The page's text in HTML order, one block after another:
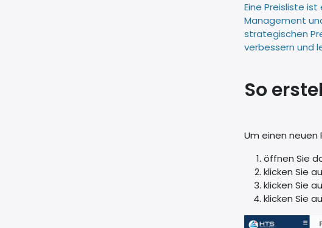
Eine Preisliste
Management
strategischen
verbessern und
So
Um einen neuen
öffnen Sie
klicken Sie
klicken Sie
klicken Sie